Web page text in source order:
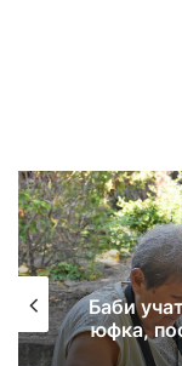
Любопитно
как се прави
„бъркат“
сладко